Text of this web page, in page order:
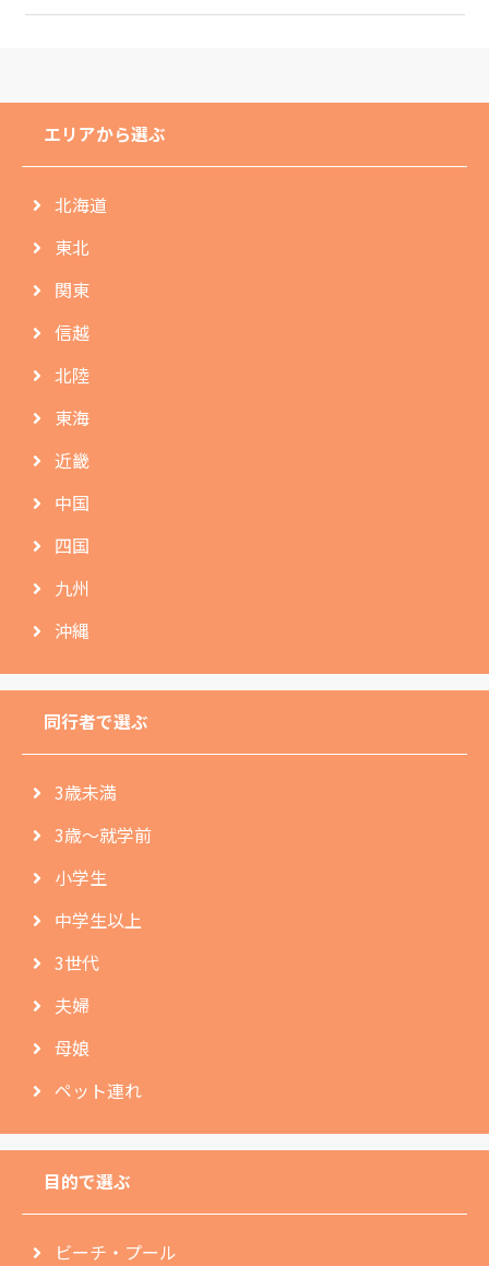
エリアから選ぶ
北海道
東北
関東
信越
北陸
東海
近畿
中国
四国
九州
沖縄
同行者で選ぶ
3歳未満
3歳〜就学前
小学生
中学生以上
3世代
夫婦
母娘
ペット連れ
目的で選ぶ
ビーチ・プール